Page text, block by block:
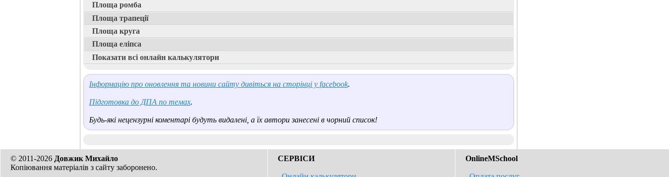
Площа ромба
Площа трапеції
Площа круга
Площа еліпса
Показати всі онлайн калькулятори
Інформацію про оновлення та новини сайту дивіться на сторінці у facebook.
Підготовка до ДПА по темах.
Будь-які нецензурні коментарі будуть видалені, а їх автори занесені в чорний список!
© 2011-2026 Довжик Михайло
Копіювання матеріалів з сайту заборонено.
СЕРВІСИ OnlineMSchool